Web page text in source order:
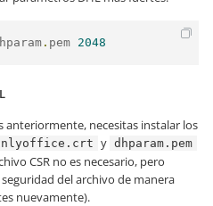
. pem 2048
anteriormente, necesitas instalar los
y dhparam.pem
CSR no es necesario, pero
del archivo de manera
nuevamente).